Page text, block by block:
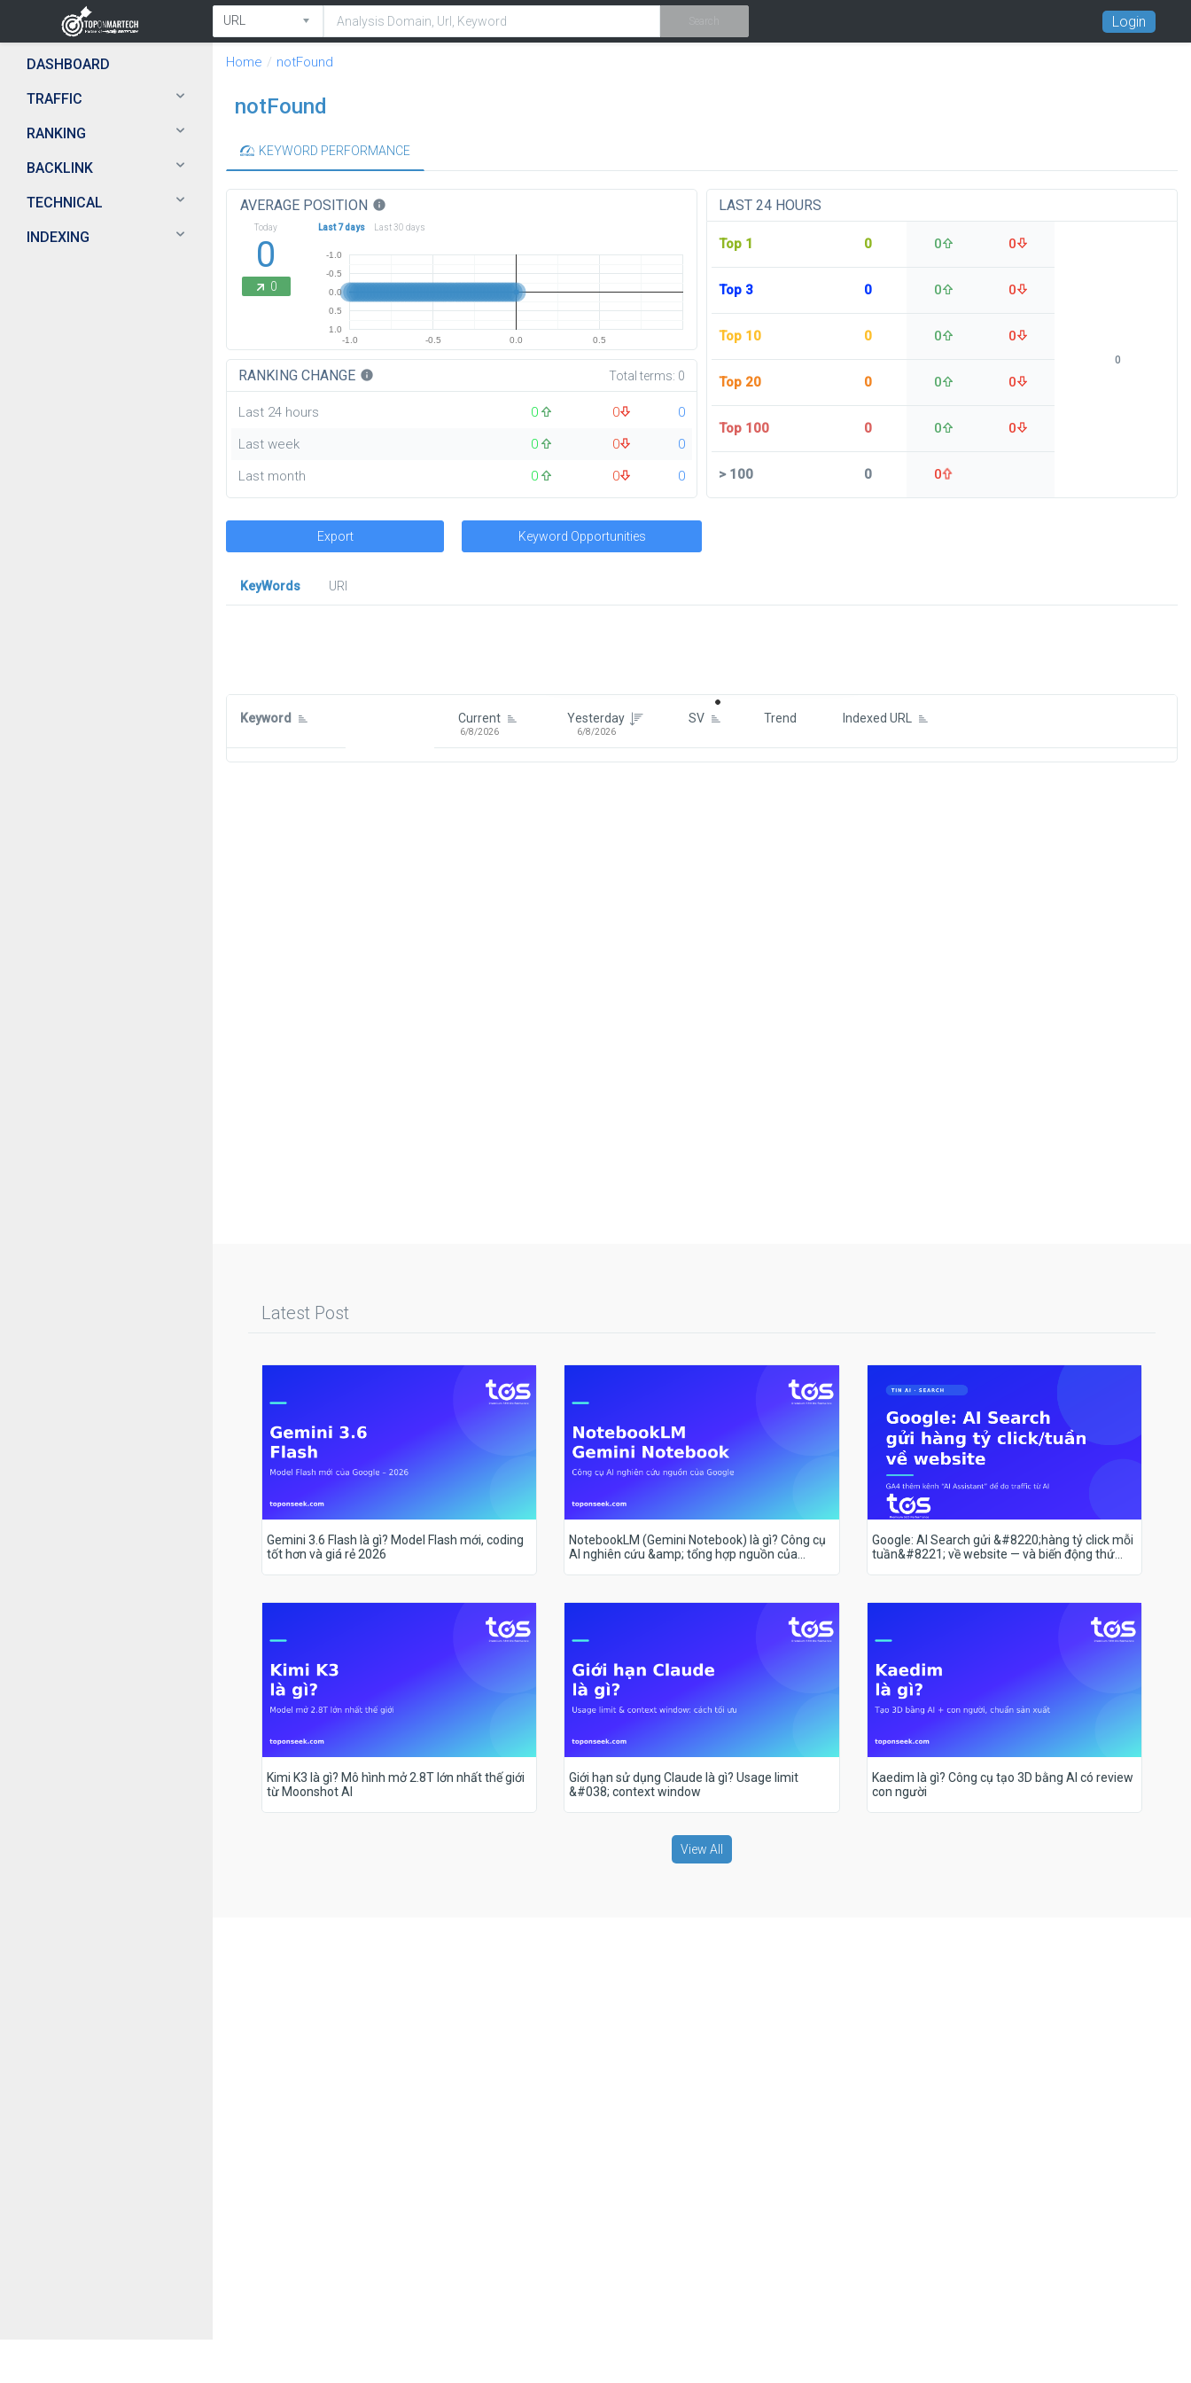
Login
DASHBOARD
TRAFFIC
RANKING
BACKLINK
TECHNICAL
INDEXING
Home notFound
notFound
KEYWORD PERFORMANCE
AVERAGE POSITION info
Today
0
0
Last 7 days Last 30 days
-1.0 -0.5 0.0 0.5
-1.0
-0.5
0.0
0.5
1.0
RANKING CHANGE info Total terms: 0
Last 24 hours 0 0
0
Last week
0 0
0
Last month
0 0 0
LAST 24 HOURS
Top 1 0 0 0
Top 3 0 0 0
Top 10 0 0 0
Top 20 0 0 0
Top 100 0 0 0
>100 0 0
0
Export Keyword Opportunities
KeyWords
URl
Keyword Current
6/8/2026
Yesterday
6/8/2026
SV Trend Indexed URL
Latest Post
Gemini 3.6 Flash là gì? Model Flash mới, coding
tốt hơn và giá rẻ 2026
NotebookLM (Gemini Notebook) là gì? Công cụ
AI nghiên cứu &amp; tổng hợp nguồn của
Google: AI Search gửi &#8220;hàng tỷ click mỗi
tuần&#8221; về website — và biến động thứ
Kimi K3 là gì? Mô hình mở 2.8T lớn nhất thế giới
từ Moonshot AI
Giới hạn sử dụng Claude là gì? Usage limit
&#038; context window
Kaedim là gì? Công cụ tạo 3D bằng AI có review
con người
View All